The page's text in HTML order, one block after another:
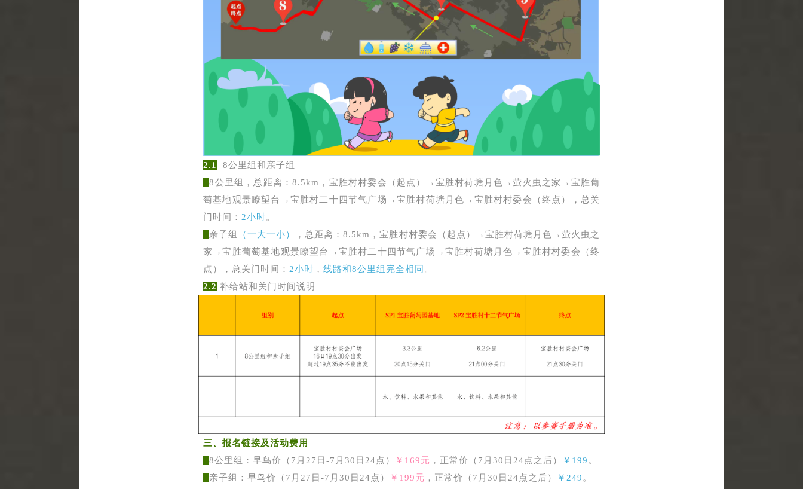
2.1
8公里组和亲子组
8公里组，总距离：8.5km，宝胜村村委会（起点）→宝胜村荷塘月色→萤火虫之家→宝胜葡
萄基地观景瞭望台→宝胜村二十四节气广场→宝胜村荷塘月色→宝胜村村委会（终点）， 总关
门时间： 2小时。
亲子组
（一大一小）
，总距离：8.5km，宝胜村村委会（起点）→宝胜村荷塘月色→萤火虫之
家→宝胜葡萄基地观景瞭望台→宝胜村二十四节气广场→宝胜村荷塘月色→宝胜村村委会（终
点）， 总关门时间： 2小时 ， 线路和8公里组完全相同 。
2.2 补给站和关门时间说明
三、报名链接及活动费用
8公里组： 早鸟价（7月27日-7月30日24点） ￥169元 ，正常价（7月30日24点之后） ￥199 。
亲子组： 早鸟价（7月27日-7月30日24点） ￥199元 ，正常价（7月30日24点之后） ￥249 。